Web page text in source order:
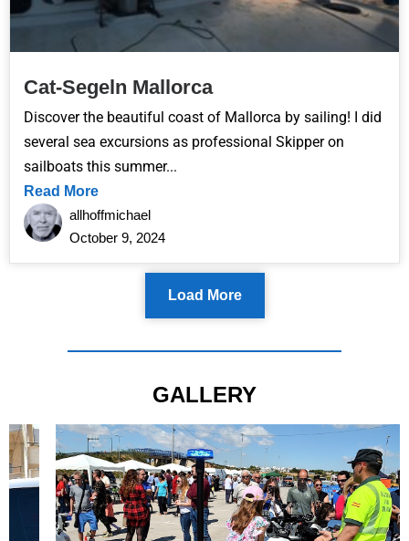
Cat-Segeln Mallorca
Discover the beautiful coast of Mallorca by sailing! I did
several sea excursions as professional Skipper on
sailboats this summer...
Read More
allhoffmichael
October 9, 2024
Load More
GALLERY